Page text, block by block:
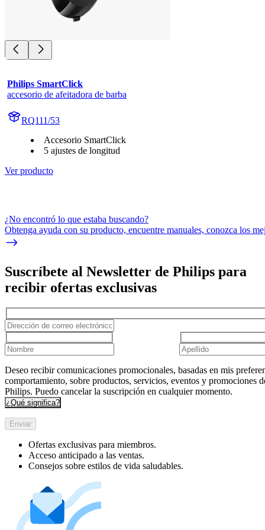
Philips SmartClick
accesorio de afeitadora de barba
RQ111/53
Accesorio SmartClick
5 ajustes de longitud
Ver producto
¿No encontró lo que estaba buscando?
Obtenga ayuda con su producto, encuentre manuales, conozca los
Suscríbete al Newsletter de Philips para
recibir ofertas exclusivas
Deseo recibir comunicaciones promocionales, basadas en mis
comportamiento, sobre productos, servicios, eventos y promociones
Philips. Puedo cancelar la suscripción en cualquier momento.
¿Qué significa?
Enviar
Ofertas exclusivas para miembros.
Acceso anticipado a las ventas.
Consejos sobre estilos de vida saludables.